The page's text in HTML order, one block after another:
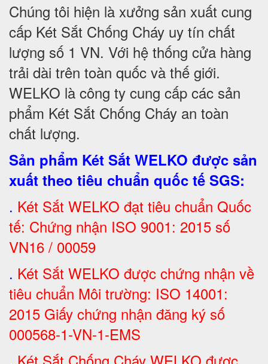
Chúng tôi hiện là xưởng sản xuất cung
cấp Két Sắt Chống Cháy uy tín chất
lượng số 1 VN. Với hệ thống cửa hàng
trải dài trên toàn quốc và thế giới.
WELKO là công ty cung cấp các sản
phẩm Két Sắt Chống Cháy an toàn
chất lượng.
Sản phẩm Két Sắt WELKO được sản
xuất theo tiêu chuẩn quốc tế SGS:
. Két Sắt WELKO đạt tiêu chuẩn Quốc
tế: Chứng nhận ISO 9001: 2015 số
VN16 / 00059
. Két Sắt WELKO được chứng nhận về
tiêu chuẩn Môi trường: ISO 14001:
2015 Giấy chứng nhận đăng ký số
000568-1-VN-1-EMS